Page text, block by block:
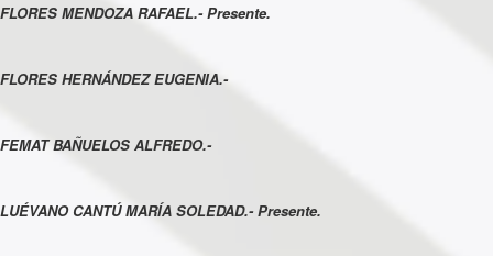
FLORES MENDOZA RAFAEL.- Presente.
FLORES HERNÁNDEZ EUGENIA.-
FEMAT BAÑUELOS ALFREDO.-
LUÉVANO CANTÚ MARÍA SOLEDAD.- Presente.